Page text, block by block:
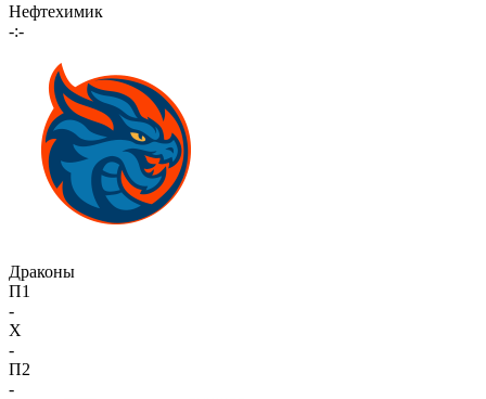
Нефтехимик
-:-
Драконы
П1
-
X
-
П2
-